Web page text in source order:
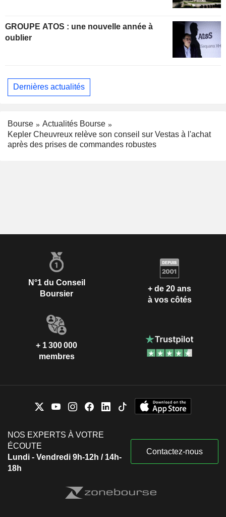
GROUPE ATOS : une nouvelle année à
oublier
Dernières actualités
Bourse
Actualités Bourse
Kepler Cheuvreux relève son conseil sur Vestas à l'achat
après des prises de commandes robustes
N°1 du Conseil
Boursier
+ de 20 ans
à vos côtés
+ 1 300 000
membres
NOS EXPERTS À VOTRE
ÉCOUTE
Lundi - Vendredi 9h-12h / 14h-
18h
Contactez-nous